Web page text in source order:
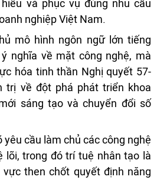
và phục vụ đúng nhu cầu
nghiệp Việt Nam.
mô hình ngôn ngữ lớn tiếng
nghĩa về mặt công nghệ, mà
hóa tinh thần Nghị quyết 57-
trị về đột phá phát triển khoa
sáng tạo và chuyển đổi số
yêu cầu làm chủ các công nghệ
lõi, trong đó trí tuệ nhân tạo là
then chốt quyết định năng